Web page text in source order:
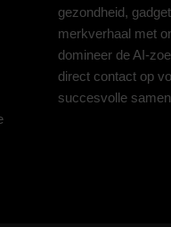
gezondheid,
merkverhaal met
domineer de AI-
direct contact op
succesvolle